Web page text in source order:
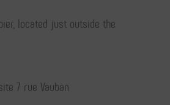
located just outside the
7 rue Vauban